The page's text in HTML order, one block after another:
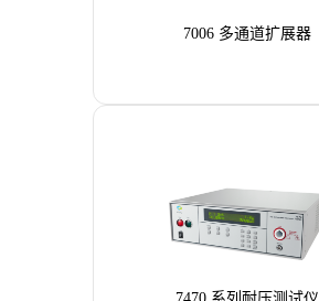
7006 多通道扩展器